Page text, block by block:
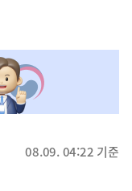
08.09. 04:22 기준